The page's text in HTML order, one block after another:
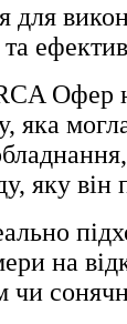
для
Офер
яка
яку він
на
чи